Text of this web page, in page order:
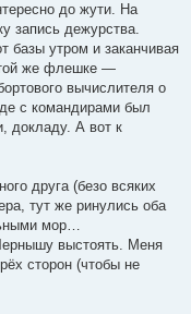
до жути. На
запись дежурства.
базы утром и заканчивая
же флешке —
вычислителя о
с командирами был
докладу. А вот к
друга (безо всяких
тут же ринулись оба
мор…
выстоять. Меня
сторон (чтобы не